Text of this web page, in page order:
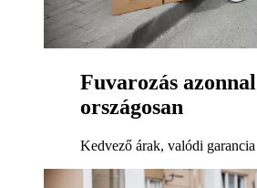
Fuvarozás azonnal
országosan
Kedvező árak, valódi garancia